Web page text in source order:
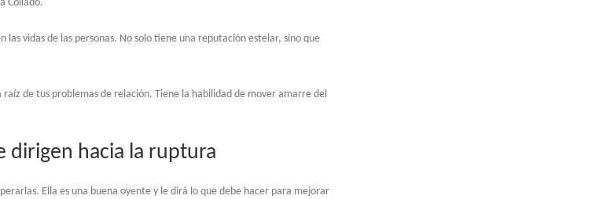
Collado.
las vidas de las personas. No solo tiene una reputación estelar, sino que
de tus problemas de relación. Tiene la habilidad de mover amarre del
dirigen hacia la ruptura
Ella es una buena oyente y le dirá lo que debe hacer para mejorar